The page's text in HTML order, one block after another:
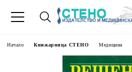
Начало Книжарница СТЕНО Медицина